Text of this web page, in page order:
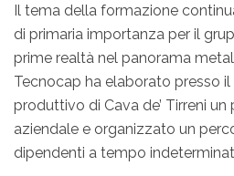
Il tema della formazione
di primaria importanza per il
prime realtà nel panorama
Tecnocap ha elaborato presso
produttivo di Cava de’ Tirreni
aziendale e organizzato un
dipendenti a tempo